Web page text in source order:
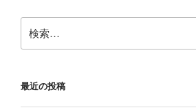
ン
索:
最近の投稿